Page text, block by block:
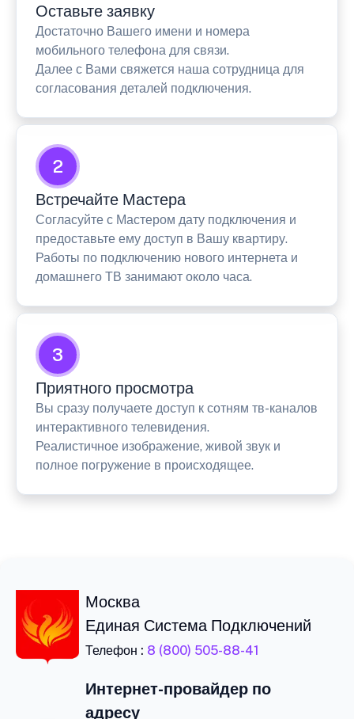
Оставьте заявку
Достаточно Вашего имени и номера
мобильного телефона для связи.
Далее с Вами свяжется наша сотрудница для
согласования деталей подключения.
2
Встречайте Мастера
Согласуйте с Мастером дату подключения и
предоставьте ему доступ в Вашу квартиру.
Работы по подключению нового интернета и
домашнего ТВ занимают около часа.
3
Приятного просмотра
Вы сразу получаете доступ к сотням тв-каналов
интерактивного телевидения.
Реалистичное изображение, живой звук и
полное погружение в происходящее.
Москва
Единая Система Подключений
Телефон : 8 (800) 505-88-41
Интернет-провайдер по
адресу